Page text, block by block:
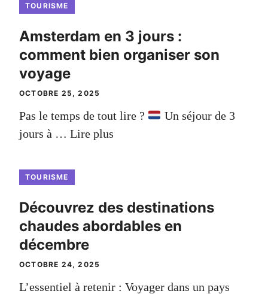
TOURISME
Amsterdam en 3 jours :
comment bien organiser son
voyage
OCTOBRE 25, 2025
Pas le temps de tout lire ?
Un séjour de 3
jours à … Lire plus
TOURISME
Découvrez des destinations
chaudes abordables en
décembre
OCTOBRE 24, 2025
L’essentiel à retenir : Voyager dans un pays